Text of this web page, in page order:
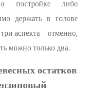
постройке либо
держать в голове
аспекта – отменно,
можно только два.
остатков